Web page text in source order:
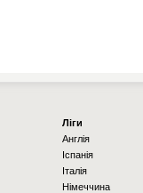
Ліги
Англія
Іспанія
Італія
Німеччина